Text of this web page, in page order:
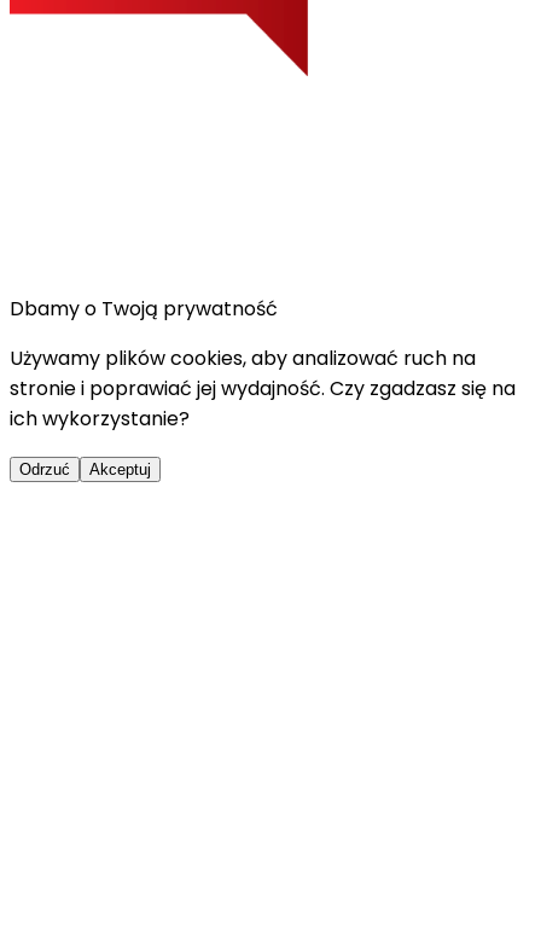
Dbamy o Twoją prywatność
Używamy plików cookies, aby analizować ruch na
stronie i poprawiać jej wydajność. Czy zgadzasz się na
ich wykorzystanie?
Odrzuć Akceptuj